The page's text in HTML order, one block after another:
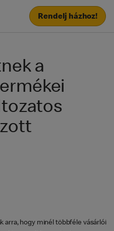
Rendelj házhoz!
a
arra, hogy minél többféle vásárlói